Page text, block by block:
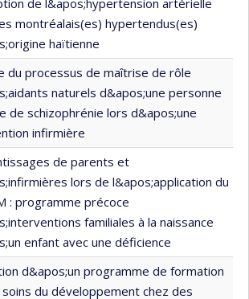
montréalais(es) hypertendus(es)
haïtienne
du processus de maîtrise de rôle
naturels d&apos;une personne
de schizophrénie lors d&apos;une
infirmière
de parents et
lors de l&apos;application du
: programme précoce
familiales à la naissance
enfant avec une déficience
d&apos;un programme de formation
du développement chez des